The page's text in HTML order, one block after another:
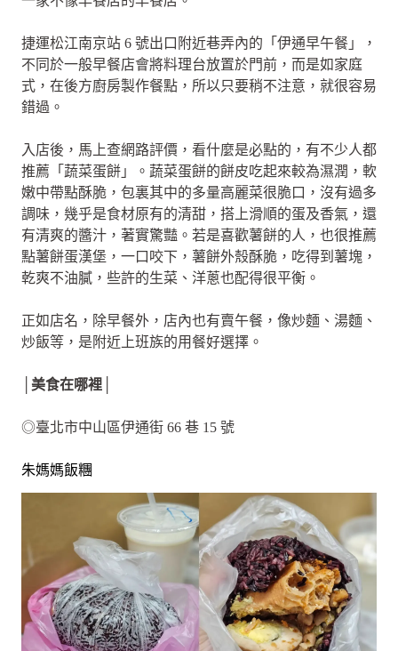
捷運松江南京站 6 號出口附近巷弄內的「伊通早午餐」，
不同於一般早餐店會將料理台放置於門前，而是如家庭
式，在後方廚房製作餐點，所以只要稍不注意，就很容易
錯過。
入店後，馬上查網路評價，看什麼是必點的，有不少人都
推薦「蔬菜蛋餅」。蔬菜蛋餅的餅皮吃起來較為濕潤，軟
嫩中帶點酥脆，包裏其中的多量高麗菜很脆口，沒有過多
調味，幾乎是食材原有的清甜，搭上滑順的蛋及香氣，還
有清爽的醬汁，著實驚豔。若是喜歡薯餅的人，也很推薦
點薯餅蛋漢堡，一口咬下，薯餅外殼酥脆，吃得到薯塊，
乾爽不油膩，些許的生菜、洋蔥也配得很平衡。
正如店名，除早餐外，店內也有賣午餐，像炒麵、湯麵、
炒飯等，是附近上班族的用餐好選擇。
│美食在哪裡│
◎臺北市中山區伊通街 66 巷 15 號
朱媽媽飯糰